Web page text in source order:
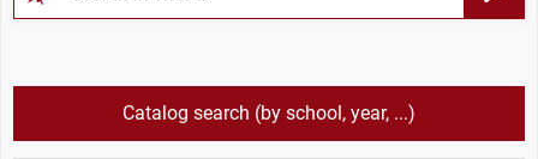
Catalog search (by school, year, ...)